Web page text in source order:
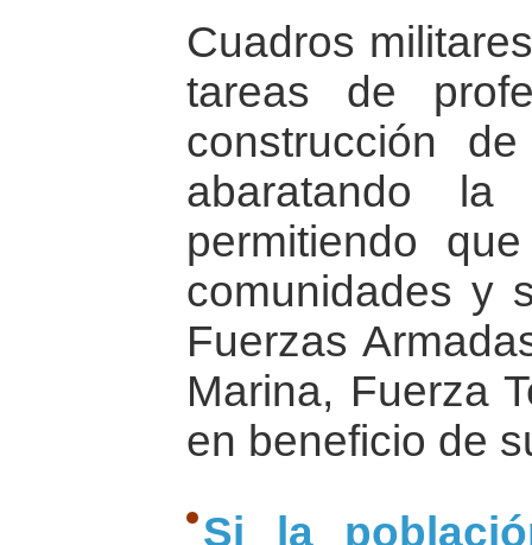
Cuadros
tareas de
construcción
abaratando
permitiendo
comunidades y
Fuerzas
Marina, Fuerza
en beneficio de
Si la